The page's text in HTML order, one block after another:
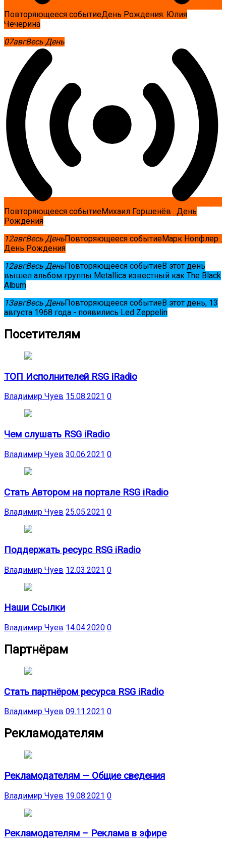
Повторяющееся событиеДень Рождения. Юлия
Чечерина
07авгВесь День
Повторяющееся событиеМихаил Горшенёв . День
Рождения
12авгВесь ДеньПовторяющееся событиеМарк Нопфлер .
День Рождения
12авгВесь ДеньПовторяющееся событиеВ этот день
вышел альбом группы Metallica известный как The Black
Album
13авгВесь ДеньПовторяющееся событиеВ этот день, 13
августа 1968 года - появились Led Zeppelin
Посетителям
ТОП Исполнителей RSG iRadio
Владимир Чуев 15.08.2021 0
Чем слушать RSG iRadio
Владимир Чуев 30.06.2021 0
Стать Автором на портале RSG iRadio
Владимир Чуев 25.05.2021 0
Поддержать ресурс RSG iRadio
Владимир Чуев 12.03.2021 0
Наши Ссылки
Владимир Чуев 14.04.2020 0
Партнёрам
Стать партнёром ресурса RSG iRadio
Владимир Чуев 09.11.2021 0
Рекламодателям
Рекламодателям — Общие сведения
Владимир Чуев 19.08.2021 0
Рекламодателям – Реклама в эфире